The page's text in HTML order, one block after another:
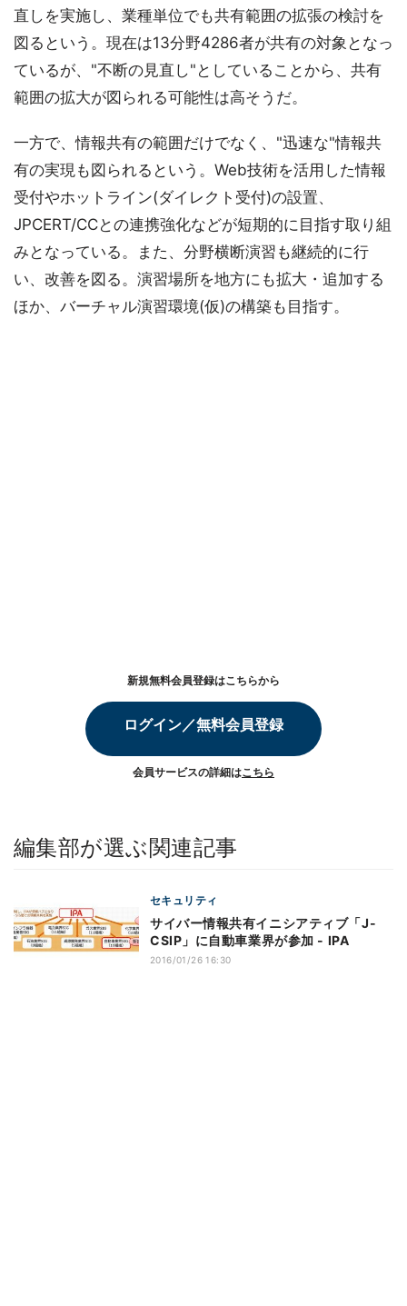
直しを実施し、業種単位でも共有範囲の拡張の検討を
図るという。現在は13分野4286者が共有の対象となっ
ているが、"不断の見直し"としていることから、共有
範囲の拡大が図られる可能性は高そうだ。
一方で、情報共有の範囲だけでなく、"迅速な"情報共
有の実現も図られるという。Web技術を活用した情報
受付やホットライン(ダイレクト受付)の設置、
JPCERT/CCとの連携強化などが短期的に目指す取り組
みとなっている。また、分野横断演習も継続的に行
い、改善を図る。演習場所を地方にも拡大・追加する
ほか、バーチャル演習環境(仮)の構築も目指す。
新規無料会員登録はこちらから
ログイン／無料会員登録
会員サービスの詳細はこちら
編集部が選ぶ関連記事
セキュリティ
サイバー情報共有イニシアティブ「J-
CSIP」に自動車業界が参加 - IPA
2016/01/26 16:30